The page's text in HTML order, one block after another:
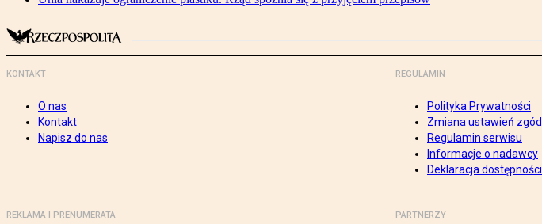
KONTAKT
O nas
Kontakt
Napisz do nas
REGULAMIN
Polityka Prywatności
Zmiana ustawień zgód
Regulamin serwisu
Informacje o nadawcy
Deklaracja dostępności
REKLAMA I PRENUMERATA PARTNERZY